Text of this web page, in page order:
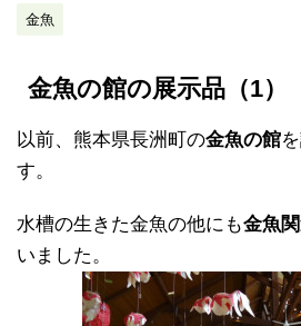
金魚
金魚の館の展示品（1）
以前、熊本県長洲町の金魚の館
す。
水槽の生きた金魚の他にも金魚
いました。